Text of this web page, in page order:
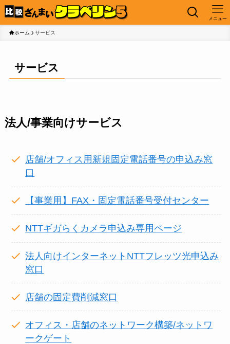
メニュー
ホーム サービス
サービス
法人/事業向けサービス
店舗/オフィス用新規固定電話番号の申込み窓
口
【事業用】FAX・固定電話番号受付センター
NTTギガらくカメラ申込み専用ページ
法人向けインターネットNTTフレッツ光申込み
窓口
店舗の固定費削減窓口
オフィス・店舗のネットワーク構築/ネットワ
ークゲート